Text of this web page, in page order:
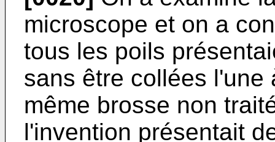
microscope et on a
tous les poils
sans être collées l'une
même brosse non
l'invention présentait